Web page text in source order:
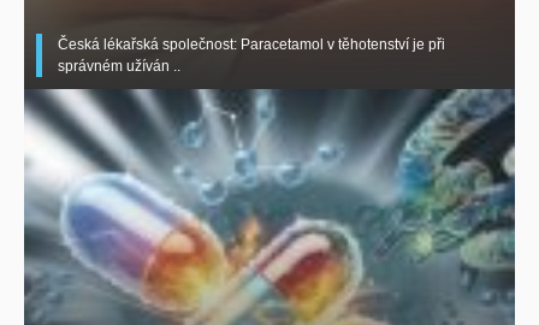
Česká lékařská společnost: Paracetamol v těhotenství je při
správném užíván ..